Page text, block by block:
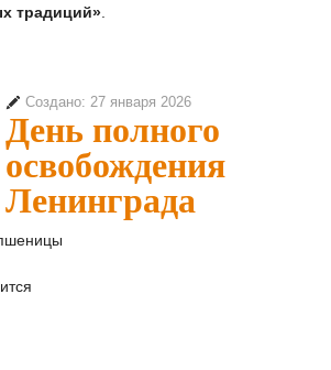
традиций».
Создано: 27 января 2026
День полного
освобождения
Ленинграда